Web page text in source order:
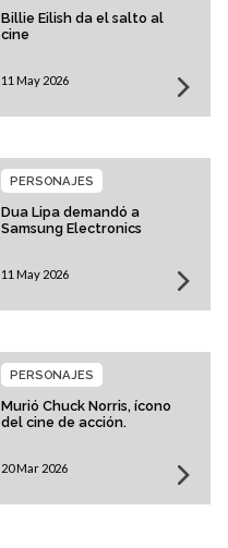
Billie Eilish da el salto al
cine
11 May 2026
Dua Lipa demandó a
Samsung Electronics
PERSONAJES
11 May 2026
Murió Chuck Norris, ícono
del cine de acción.
PERSONAJES
20 Mar 2026